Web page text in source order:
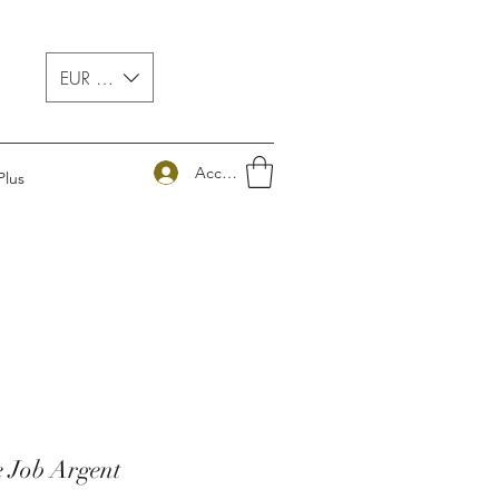
EUR (€)
Accedi
Argent